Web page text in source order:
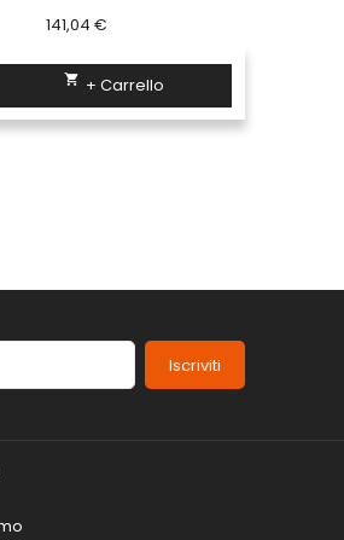
141,04 €
 + Carrello
Iscriviti